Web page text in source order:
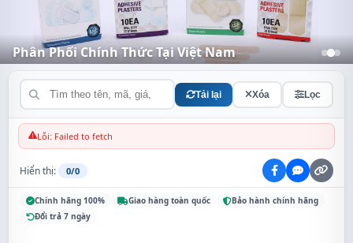
Phân Phối Chính Thức Tại Việt Nam
Tải lại Xóa Lọc
Lỗi: Failed to fetch
Hiển thị: 0/0
Chính hãng 100% Giao hàng toàn quốc
Bảo hành chính hãng
Đổi trả 7 ngày